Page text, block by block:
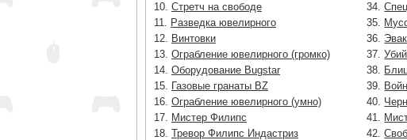
10. Стретч на свободе
11. Разведка ювелирного
12. Винтовки
13. Ограбление ювелирного (громко)
14. Оборудование Bugstar
15. Газовые гранаты BZ
16. Ограбление ювелирного (умно)
17. Мистер Филипс
18. Тревор Филипс Индастриз
34.
35.
36.
37.
38.
39.
40.
41.
42.